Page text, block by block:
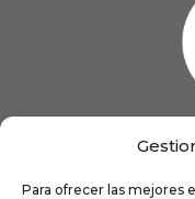
Para ofrecer las mejores
